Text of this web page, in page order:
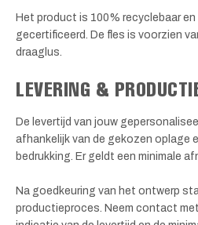
Het product is 100% recyclebaar en
gecertificeerd. De fles is voorzien
draaglus.
LEVERING &
De levertijd van jouw
afhankelijk van de gekozen oplage
bedrukking. Er geldt een minimale
Na goedkeuring van het ontwerp
productieproces. Neem contact